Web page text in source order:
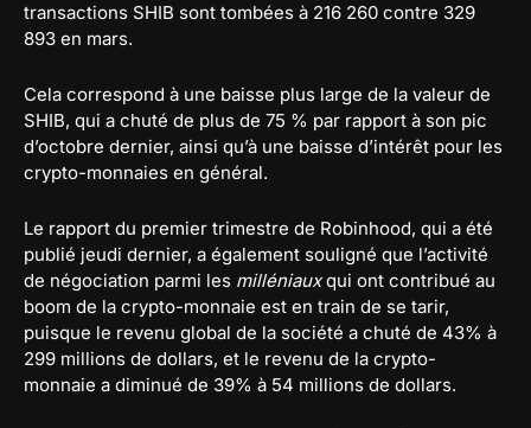
transactions SHIB sont tombées à 216 260 contre 329
893 en mars.
Cela correspond à une baisse plus large de la valeur de
SHIB, qui a chuté de plus de 75 % par rapport à son pic
d’octobre dernier, ainsi qu’à une baisse d’intérêt pour les
crypto-monnaies en général.
Le rapport du premier trimestre de Robinhood, qui a été
publié jeudi dernier, a également souligné que l’activité
de négociation parmi les milléniauxqui ont contribué au
boom de la crypto-monnaie est en train de se tarir,
puisque le revenu global de la société a chuté de 43% à
299 millions de dollars, et le revenu de la crypto-
monnaie a diminué de 39% à 54 millions de dollars.